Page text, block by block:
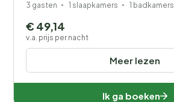
3 gasten 1 slaapkamers 1 badkamers
Meer lezen
€ 49,14
v.a. prijs per nacht
Ik ga boeken